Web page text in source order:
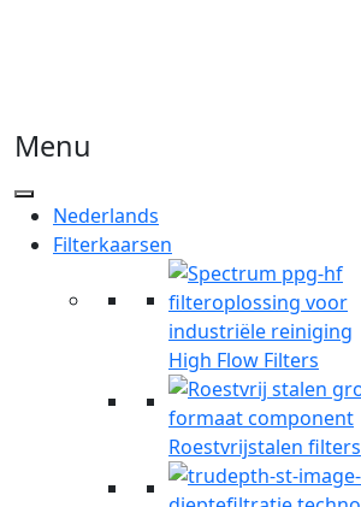
Menu
Nederlands
Filterkaarsen
High Flow Filters
Roestvrijstalen filters